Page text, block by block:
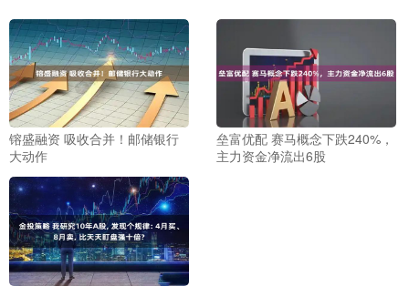
镕盛融资 吸收合并！邮储银行
大动作
垒富优配 赛马概念下跌240%，
主力资金净流出6股